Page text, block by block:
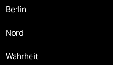
Berlin
Nord
Wahrheit